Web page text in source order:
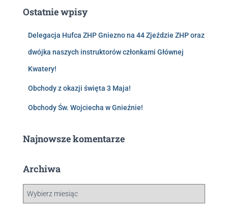
Ostatnie wpisy
Delegacja Hufca ZHP Gniezno na 44 Zjeździe ZHP oraz
dwójka naszych instruktorów członkami Głównej
Kwatery!
Obchody z okazji święta 3 Maja!
Obchody Św. Wojciecha w Gnieźnie!
Najnowsze komentarze
Archiwa